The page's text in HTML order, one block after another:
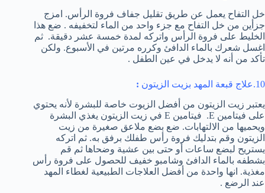
خل التفاح يعمل عن طريق تقليل جفاف فروة الرأس. امزج
جزأين من خل التفاح مع جزء واحد من الماء لتخفيفه . ضع هذا
الخليط على فروة الرأس واتركه لمدة خمسة عشر دقيقة. ثم
اغسل شعرك بالماء الدافئ وكرره مرتين في الأسبوع. ولكن
تأكد من أنه لا يدخل في عين الطفل .
10.علاج قبعة المهد بزيت الزيتون
:
يعتبر زيت الزيتون من أفضل الزيوت خاصة للبشرة لأنه يحتوي
على فيتامين E. فيتامين E في زيت الزيتون يغذي البشرة
ويحميها من الالتهابات. ضع بضع ملاعق صغيرة من زيت
الزيتون وقم بتدليك فروة رأس طفلك برفق به. ثم اتركه
يستريح لبضع ساعات أو حتى بين عشية وضحاها ثم قم
بشطفه بالماء الدافئ وشامبو خفيف للحصول على فروة رأس
مغذية. انها واحدة من أفضل العلاجات الطبيعية لغطاء المهد
عند الرضع .